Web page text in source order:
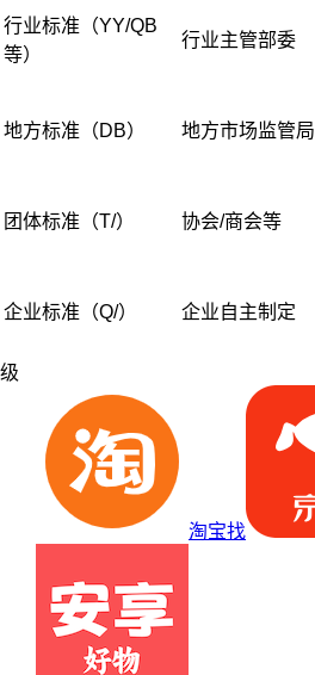
行业标准（YY/QB
等）
行业主管部委
地方标准（DB） 地方市场监管局
团体标准（T/） 协会/商会等
企业标准（Q/） 企业自主制定
级
淘宝找